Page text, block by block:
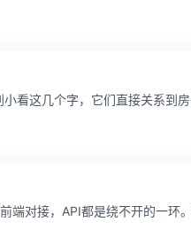
看这几个字，它们直接关系到
对接，API都是绕不开的一环